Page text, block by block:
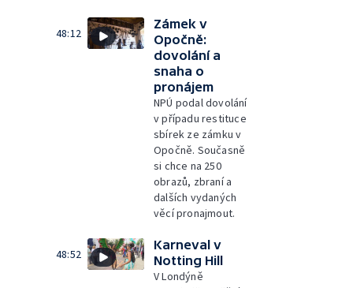
48:12
Zámek v
Opočně:
dovolání a
snaha o
pronájem
NPÚ podal dovolání
v případu restituce
sbírek ze zámku v
Opočně. Současně
si chce na 250
obrazů, zbraní a
dalších vydaných
věcí pronajmout.
48:52
Karneval v
Notting Hill
V Londýně